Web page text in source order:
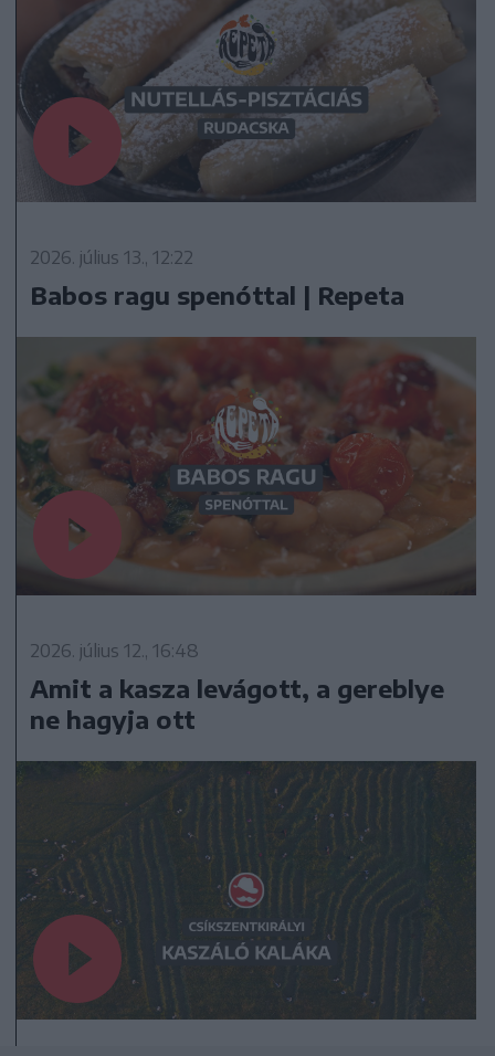
2026. július 13., 12:22
Babos ragu spenóttal | Repeta
2026. július 12., 16:48
Amit a kasza levágott, a gereblye
ne hagyja ott